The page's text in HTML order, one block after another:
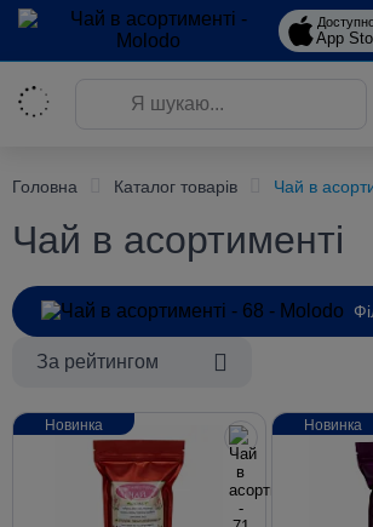
App
Головна Каталог товарів Чай в
Чай в асортименті
За рейтингом
Новинка Новинка